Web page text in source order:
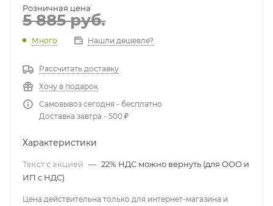
Розничная цена
5 885руб.
Много Нашли дешевле?
Рассчитать доставку
Хочу в подарок
Самовывоз сегодня - бесплатно
Доставка завтра - 500 ₽
Характеристики
Текст с акцией — 22% НДС можно вернуть (для ООО и
ИП с НДС)
Цена действительна только для интернет-магазина и